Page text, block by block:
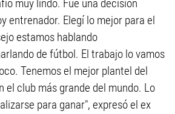
muy lindo. Fue una decisión
entrenador. Elegí lo mejor para el
estamos hablando
de fútbol. El trabajo lo vamos
Tenemos el mejor plantel del
el club más grande del mundo. Lo
para ganar", expresó el ex